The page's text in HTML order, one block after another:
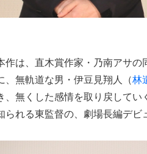
作は、直木賞作家・乃南アサ
、無軌道な男・伊豆見翔人（林
、無くした感情を取り戻して
られる東監督の、劇場長編デビ